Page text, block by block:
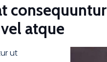
consequuntur
atque
ut